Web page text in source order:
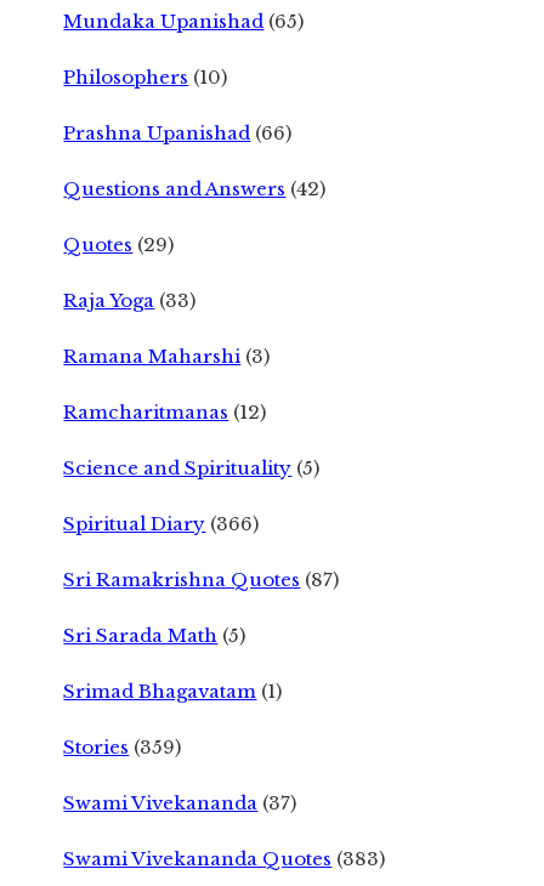
Mundaka Upanishad (65)
Philosophers (10)
Prashna Upanishad (66)
Questions and Answers (42)
Quotes (29)
Raja Yoga (33)
Ramana Maharshi (3)
Ramcharitmanas (12)
Science and Spirituality (5)
Spiritual Diary (366)
Sri Ramakrishna Quotes (87)
Sri Sarada Math (5)
Srimad Bhagavatam (1)
Stories (359)
Swami Vivekananda (37)
Swami Vivekananda Quotes (383)